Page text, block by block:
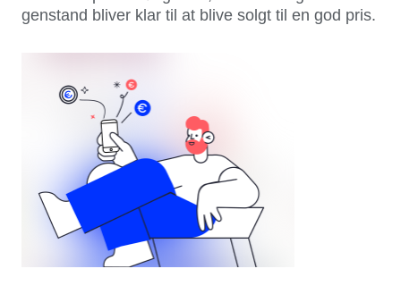
genstand bliver klar til at blive solgt til en god pris.